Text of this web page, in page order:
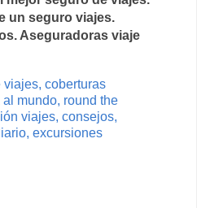
un seguro viajes.
Aseguradoras viaje